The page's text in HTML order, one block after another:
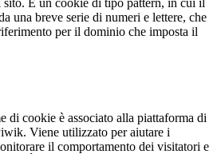
sito. È un cookie di tipo pattern, in cui il
una breve serie di numeri e lettere, che
per il dominio che imposta il
di cookie è associato alla piattaforma di
Viene utilizzato per aiutare i
il comportamento dei visitatori e